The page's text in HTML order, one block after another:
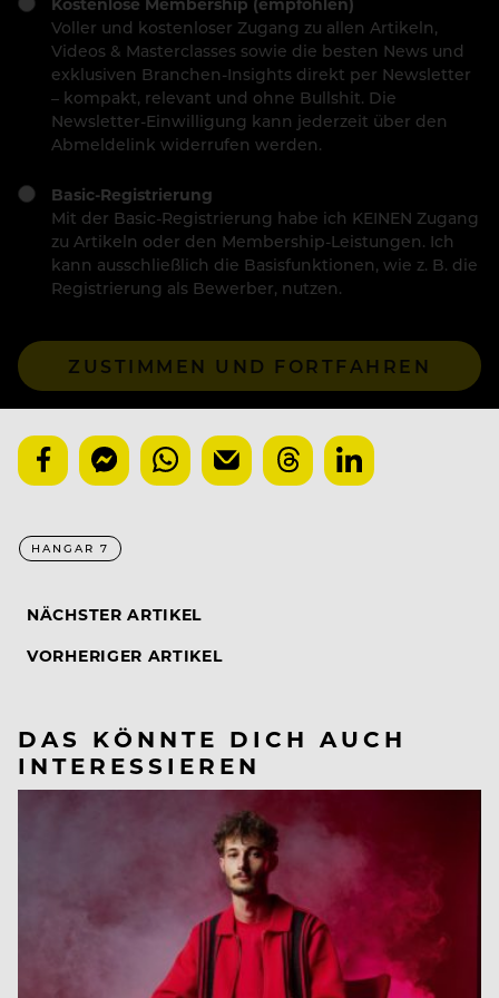
Kostenlose Membership (empfohlen)
Voller und kostenloser Zugang zu allen Artikeln,
Videos & Masterclasses sowie die besten News und
exklusiven Branchen-Insights direkt per Newsletter
– kompakt, relevant und ohne Bullshit. Die
Newsletter-Einwilligung kann jederzeit über den
Abmeldelink widerrufen werden.
Basic-Registrierung
Mit der Basic-Registrierung habe ich KEINEN Zugang
zu Artikeln oder den Membership-Leistungen. Ich
kann ausschließlich die Basisfunktionen, wie z. B. die
Registrierung als Bewerber, nutzen.
ZUSTIMMEN UND FORTFAHREN
HANGAR 7
NÄCHSTER ARTIKEL
VORHERIGER ARTIKEL
DAS KÖNNTE DICH AUCH
INTERESSIEREN